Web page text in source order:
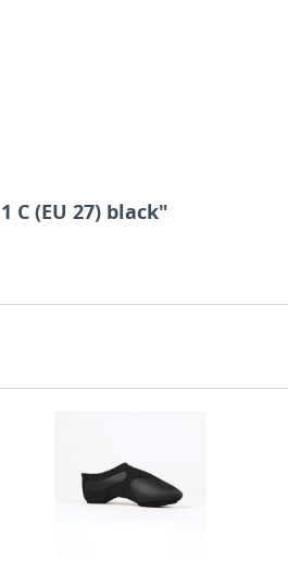
C (EU 27) black"